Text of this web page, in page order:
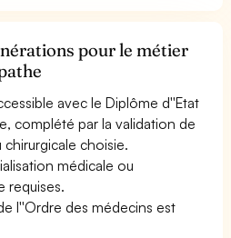
pour le métier
avec le Diplôme d''Etat
complété par la validation de
choisie.
médicale ou
requises.
l''Ordre des médecins est